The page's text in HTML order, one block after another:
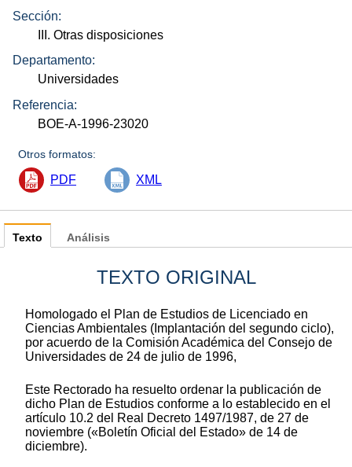
Sección:
III. Otras disposiciones
Departamento:
Universidades
Referencia:
BOE-A-1996-23020
Otros formatos:
PDF XML
Texto
TEXTO ORIGINAL
Homologado el Plan de Estudios de Licenciado en
Ciencias Ambientales (Implantación del segundo ciclo),
por acuerdo de la Comisión Académica del Consejo de
Universidades de 24 de julio de 1996,
Este Rectorado ha resuelto ordenar la publicación de
dicho Plan de Estudios conforme a lo establecido en el
artículo 10.2 del Real Decreto 1497/1987, de 27 de
noviembre («Boletín Oficial del Estado» de 14 de
diciembre).
Análisis